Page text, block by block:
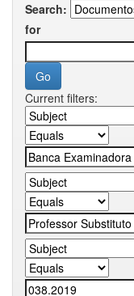
Search:
for
Current filters: